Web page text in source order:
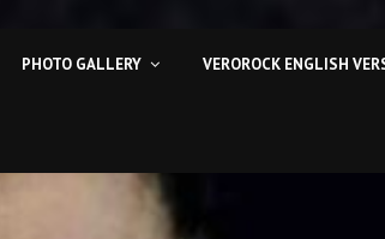
PHOTO GALLERY VEROROCK ENGLISH